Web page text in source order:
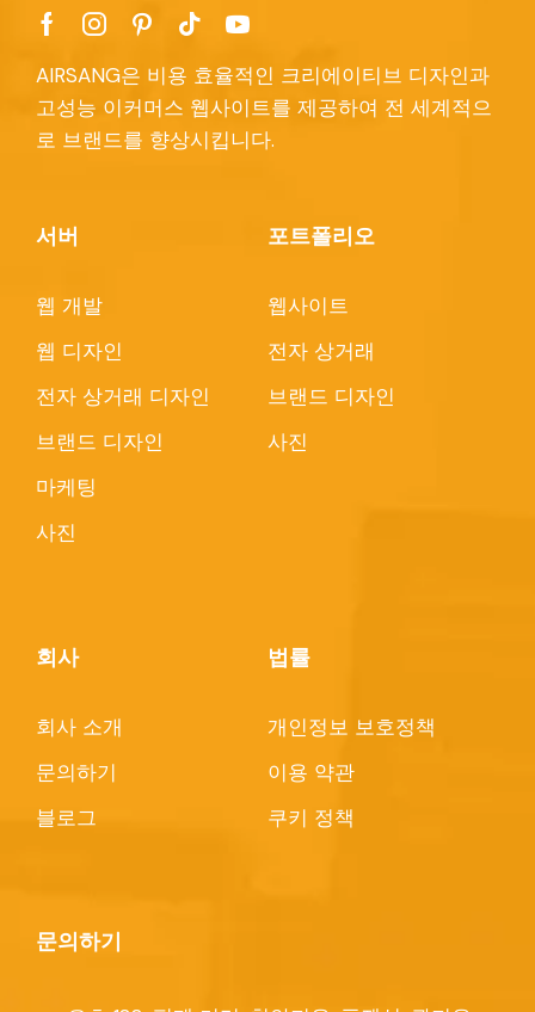
AIRSANG은 비용 효율적인 크리에이티브 디자인과
고성능 이커머스 웹사이트를 제공하여 전 세계적으
로 브랜드를 향상시킵니다.
서버
웹 개발
웹 디자인
전자 상거래 디자인
브랜드 디자인
마케팅
사진
포트폴리오
웹사이트
전자 상거래
브랜드 디자인
사진
회사
회사 소개
문의하기
블로그
법률
개인정보 보호정책
이용 약관
쿠키 정책
문의하기